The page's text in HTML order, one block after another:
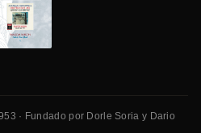
· Fundado por Dorle Soria y Dario